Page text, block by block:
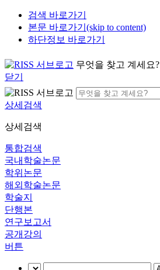
검색 바로가기
본문 바로가기(skip to content)
하단정보 바로가기
무엇을 찾고 계세요?
닫기
상세검색
상세검색
통합검색
국내학술논문
학위논문
해외학술논문
학술지
단행본
연구보고서
공개강의
버튼